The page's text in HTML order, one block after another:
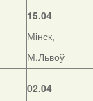
15.04
Мінск,
М.Львоў
02.04